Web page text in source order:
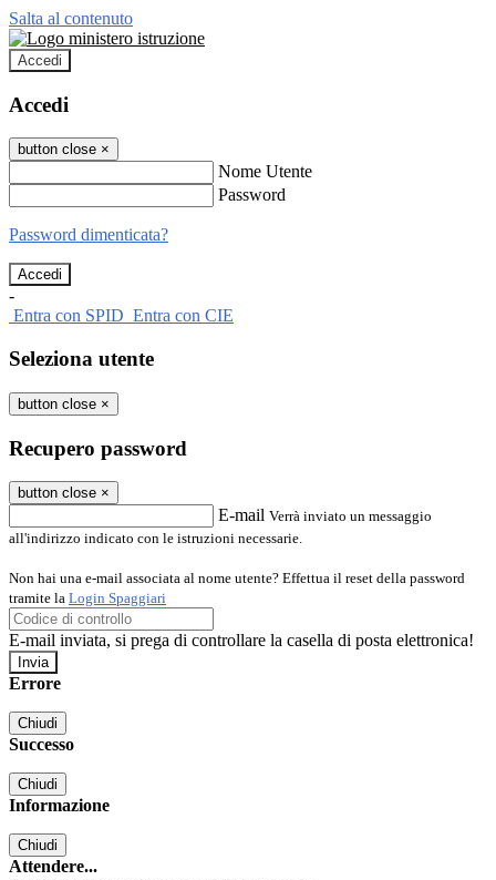
Salta al contenuto
Accedi
Accedi
button close ×
Nome Utente
Password
Password dimenticata?
-
Entra con SPID Entra con CIE
Seleziona utente
button close ×
Recupero password
button close ×
E-mail Verrà inviato un messaggio
all'indirizzo indicato con le istruzioni necessarie.
Non hai una e-mail associata al nome utente? Effettua il reset della password
tramite la Login Spaggiari
E-mail inviata, si prega di controllare la casella di posta elettronica!
Errore
Chiudi
Successo
Chiudi
Informazione
Chiudi
Attendere...